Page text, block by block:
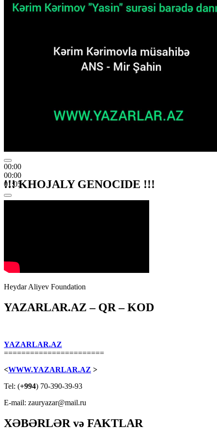
00:00
00:00
01:05
!!! KHOJALY GENOCIDE !!!
Heydar Aliyev Foundation
YAZARLAR.AZ – QR – KOD
YAZARLAR.AZ
=======================
<WWW.YAZARLAR.AZ >
Tel: (+994) 70-390-39-93
E-mail: zauryazar@mail.ru
XƏBƏRLƏR və FAKTLAR